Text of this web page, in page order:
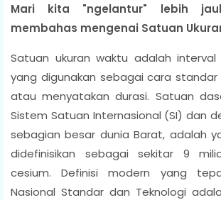
Mari kita "ngelantur" lebih
membahas mengenai Satuan
Satuan ukuran waktu adalah
yang digunakan sebagai cara standar
atau menyatakan durasi. Satuan
Sistem Satuan Internasional (SI) dan
sebagian besar dunia Barat, adalah
didefinisikan sebagai sekitar 9
cesium. Definisi modern yang
Nasional Standar dan Teknologi